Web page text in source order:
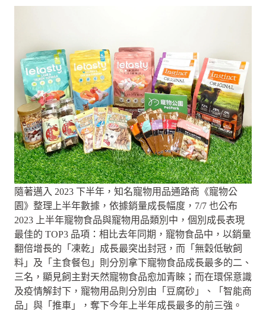
隨著邁入 2023 下半年，知名寵物用品通路商《寵物公
園》整理上半年數據，依據銷量成長幅度，7/7 也公布
2023 上半年寵物食品與寵物用品類別中，個別成長表現
最佳的 TOP3 品項：相比去年同期，寵物食品中，以銷量
翻倍增長的「凍乾」成長最突出封冠，而「無穀低敏飼
料」及「主食餐包」則分別拿下寵物食品成長最多的二、
三名，顯見飼主對天然寵物食品愈加青睞；而在環保意識
及疫情解封下，寵物用品則分別由「豆腐砂」、「智能商
品」與「推車」，奪下今年上半年成長最多的前三強。